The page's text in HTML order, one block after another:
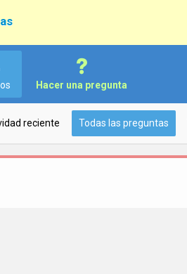
Hacer una pregunta
reciente Todas las preguntas